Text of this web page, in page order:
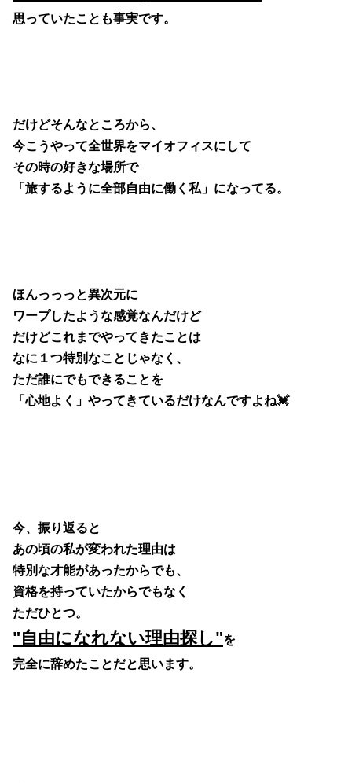
思っていたことも事実です。
だけどそんなところから、
今こうやって全世界をマイオフィスにして
その時の好きな場所で
「旅するように全部自由に働く私」になってる。
ほんっっっと異次元に
ワープしたような感覚なんだけど
だけどこれまでやってきたことは
なに１つ特別なことじゃなく、
ただ誰にでもできることを
「心地よく」やってきているだけなんですよね💓
今、振り返ると
あの頃の私が変われた理由は
特別な才能があったからでも、
資格を持っていたからでもなく
ただひとつ。
"自由になれない理由探し"を
完全に辞めたことだと思います。